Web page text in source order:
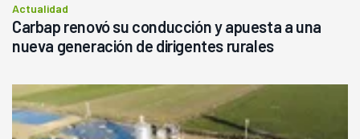
Actualidad
Carbap renovó su conducción y apuesta a una
nueva generación de dirigentes rurales